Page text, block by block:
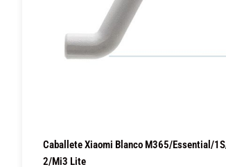
Caballete Xiaomi Blanco M365/Essential/
2/Mi3 Lite